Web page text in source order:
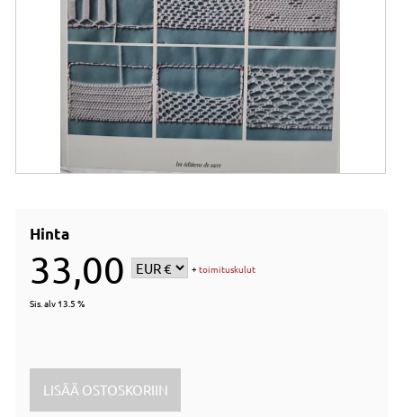
Hinta
33,00 +toimituskulut
Sis. alv 13.5 %